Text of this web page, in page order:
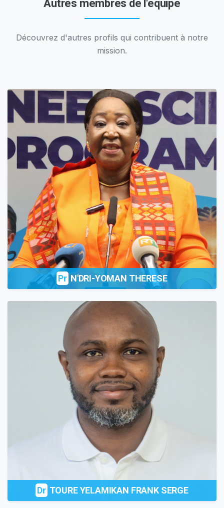
Autres membres de l'équipe
Découvrez d'autres profils qui contribuent à notre
mission.
Pr N'DRI-YOMAN THERESE
Dr TOURE YELAMIKAN FRANK SERGE